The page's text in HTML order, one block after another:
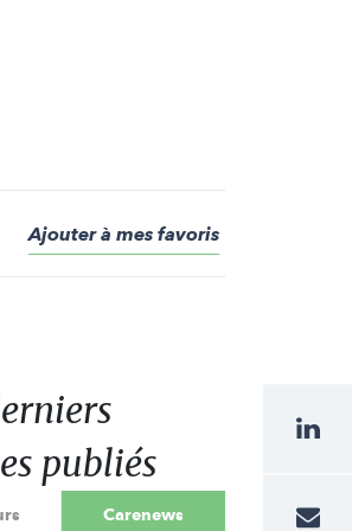
Ajouter à mes favoris
publiés
Carenews